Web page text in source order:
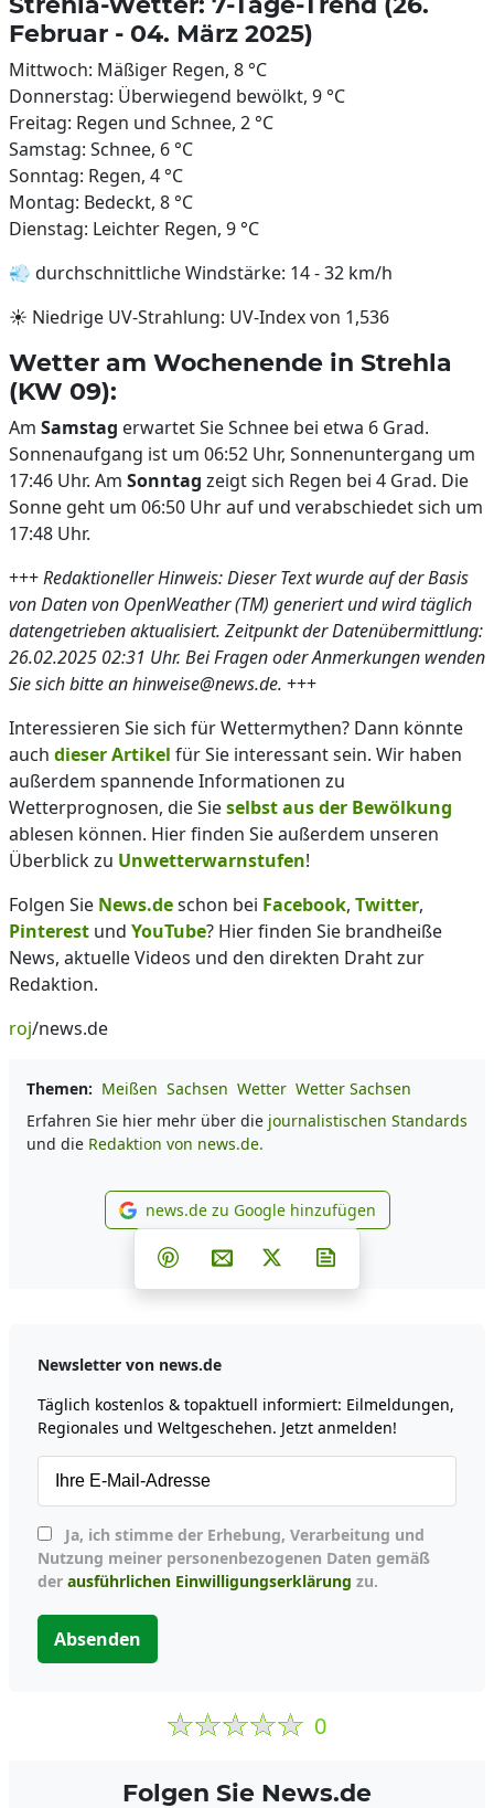
Februar - 04. März 2025)
Mittwoch: Mäßiger Regen, 8 °C
Donnerstag: Überwiegend bewölkt, 9 °C
Freitag: Regen und Schnee, 2 °C
Samstag: Schnee, 6 °C
Sonntag: Regen, 4 °C
Montag: Bedeckt, 8 °C
Dienstag: Leichter Regen, 9 °C
💨 durchschnittliche Windstärke: 14 - 32 km/h
☀️ Niedrige UV-Strahlung: UV-Index von 1,536
Wetter am Wochenende in Strehla
(KW 09):
Am Samstag erwartet Sie Schnee bei etwa 6 Grad.
Sonnenaufgang ist um 06:52 Uhr, Sonnenuntergang um
17:46 Uhr. Am Sonntag zeigt sich Regen bei 4 Grad. Die
Sonne geht um 06:50 Uhr auf und verabschiedet sich um
17:48 Uhr.
+++Redaktioneller Hinweis: Dieser Text wurde auf der Basis
von Daten von OpenWeather (TM) generiert und wird täglich
datengetrieben aktualisiert. Zeitpunkt der Datenübermittlung:
26.02.2025 02:31 Uhr. Bei Fragen oder Anmerkungen wenden
Sie sich bitte an hinweise@news.de. +++
Interessieren Sie sich für Wettermythen? Dann könnte
auch dieser Artikel für Sie interessant sein. Wir haben
außerdem spannende Informationen zu
Wetterprognosen, die Sieselbst aus der Bewölkung
ablesen können. Hier finden Sie außerdem unseren
Überblick zu Unwetterwarnstufen!
Folgen Sie News.deschon bei Facebook, Twitter,
Pinterest und YouTube? Hier finden Sie brandheiße
News, aktuelle Videos und den direkten Draht zur
Redaktion.
roj/news.de
Themen: Meißen Sachsen Wetter Wetter Sachsen
Erfahren Sie hier mehr über die journalistischen Standards
und die Redaktion von news.de.
news.de zu Google
news.de zu Google hinzufügen
Teilen auf Facebook
Teilen auf Whatsapp
Teilen auf Telegram
Teilen auf Pinterest
Per E-Mail teilen
Post auf X
Newsletter von news.de
Täglich kostenlos & topaktuell informiert: Eilmeldungen,
Regionales und Weltgeschehen. Jetzt anmelden!
Nutzung meiner personenbezogenen Daten gemäß
der ausführlichen Einwilligungserklärung zu.
Absenden
0
Folgen Sie News.de